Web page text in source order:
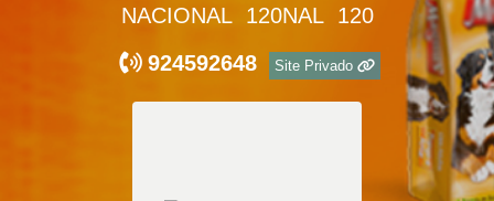
NACIONAL 120NAL 120
924592648
Site Privado